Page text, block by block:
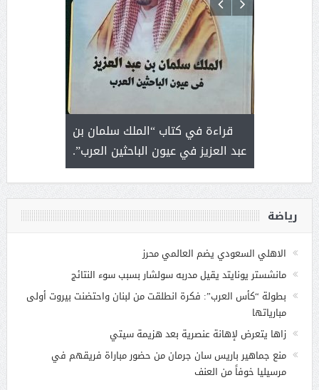
قراءة في كتاب “الملك سلمان بن
عبد العزيز في عيون الباحثين العرب”.
لايعرف
رياضة
الاهلي السعودي يضم العالمي محرز
مانشستر يونايتد يقيل مدربه سولشار بسبب سوء النتائج
بطولة “كأس العرب”: فكرة انطلقت من لبنان واحتضنت بيروت أولى
مبارياتها
زاها يتعرض لإهانة عنصرية بعد هزيمة سيتي
منع جماهير باريس سان جرمان من حضور مباراة فريقهم في
مرسيليا خوفاً من العنف